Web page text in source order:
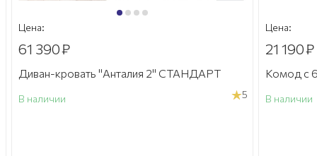
Цена:
61 390₽
Диван-кровать "Анталия 2" СТАНДАРТ
В наличии 5
Цена:
21 190₽
Комод с
В наличии